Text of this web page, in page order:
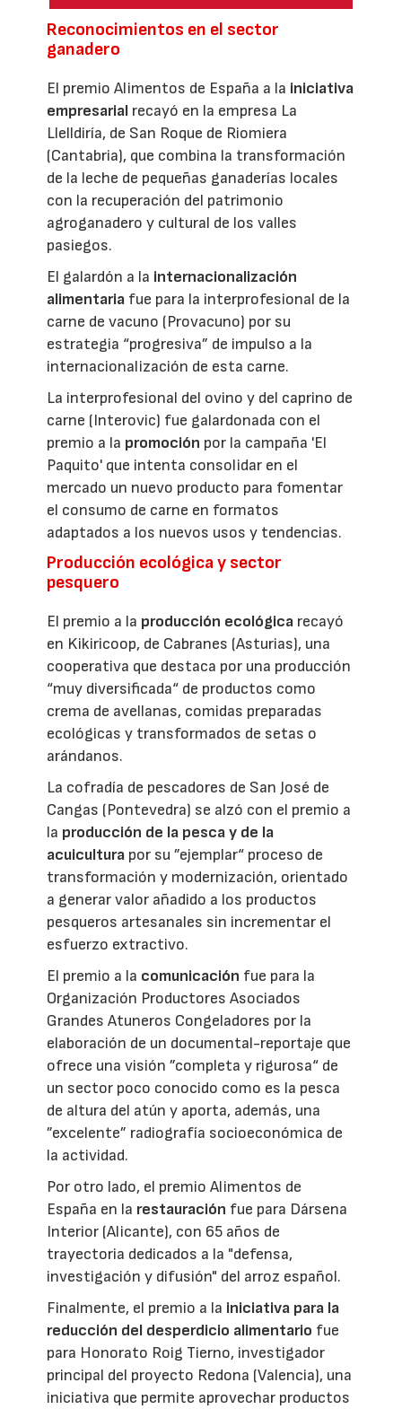
Reconocimientos en el sector
ganadero
El premio Alimentos de España a la iniciativa
empresarial recayó en la empresa La
Llelldiría, de San Roque de Riomiera
(Cantabria), que combina la transformación
de la leche de pequeñas ganaderías locales
con la recuperación del patrimonio
agroganadero y cultural de los valles
pasiegos.
El galardón a la internacionalización
alimentaria fue para la interprofesional de la
carne de vacuno (Provacuno) por su
estrategia “progresiva” de impulso a la
internacionalización de esta carne.
La interprofesional del ovino y del caprino de
carne (Interovic) fue galardonada con el
premio a la promoción por la campaña 'El
Paquito' que intenta consolidar en el
mercado un nuevo producto para fomentar
el consumo de carne en formatos
adaptados a los nuevos usos y tendencias.
Producción ecológica y sector
pesquero
El premio a la producción ecológica recayó
en Kikiricoop, de Cabranes (Asturias), una
cooperativa que destaca por una producción
“muy diversificada“ de productos como
crema de avellanas, comidas preparadas
ecológicas y transformados de setas o
arándanos.
La cofradía de pescadores de San José de
Cangas (Pontevedra) se alzó con el premio a
la producción de la pesca y de la
acuicultura por su ”ejemplar“ proceso de
transformación y modernización, orientado
a generar valor añadido a los productos
pesqueros artesanales sin incrementar el
esfuerzo extractivo.
El premio a la comunicación fue para la
Organización Productores Asociados
Grandes Atuneros Congeladores por la
elaboración de un documental-reportaje que
ofrece una visión ”completa y rigurosa“ de
un sector poco conocido como es la pesca
de altura del atún y aporta, además, una
”excelente” radiografía socioeconómica de
la actividad.
Por otro lado, el premio Alimentos de
España en la restauración fue para Dársena
Interior (Alicante), con 65 años de
trayectoria dedicados a la "defensa,
investigación y difusión" del arroz español.
Finalmente, el premio a la iniciativa para la
reducción del desperdicio alimentario fue
para Honorato Roig Tierno, investigador
principal del proyecto Redona (Valencia), una
iniciativa que permite aprovechar productos